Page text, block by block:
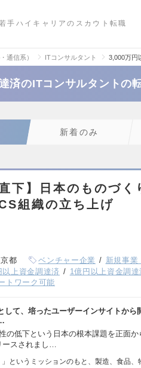
若手ハイキャリアのスカウト転職
通信系） ITコンサルタント 3,000万円
済のITコンサルタントの
新着のみ
下】日本のものづ
組織の立ち上げ
都 ベンチャー企業 新規事業
以上資金調達済 1億円以上資金調達
トワーク可能
して、培ったユーザーインサイトから
の低下という日本の根本課題を正面か
スされまし…
」というミッションのもと、製造、食品、